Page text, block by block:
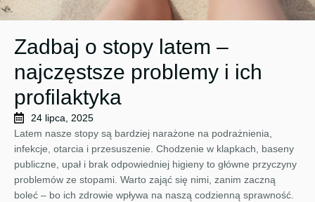
Zadbaj o stopy latem –
najczęstsze problemy i ich
profilaktyka
24 lipca, 2025
Latem nasze stopy są bardziej narażone na podrażnienia,
infekcje, otarcia i przesuszenie. Chodzenie w klapkach, baseny
publiczne, upał i brak odpowiedniej higieny to główne przyczyny
problemów ze stopami. Warto zająć się nimi, zanim zaczną
boleć – bo ich zdrowie wpływa na naszą codzienną sprawność.